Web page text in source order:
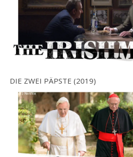
DIE ZWEI PÄPSTE (2019)